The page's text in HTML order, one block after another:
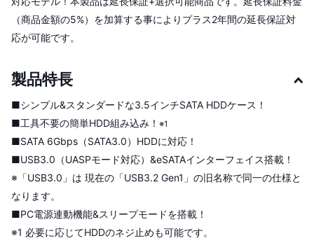
（商品金額の5%）を加算する事によりプラス2年間の延長保証対
応が可能です。
製品特長
■シンプル&スタンダードな3.5インチSATA HDDケース！
■工具不要の簡単HDD組み込み！ ※1
■SATA 6Gbps（SATA3.0）HDDに対応！
■USB3.0（UASPモード対応）&eSATAインターフェイス搭載！
※「USB3.0」は 現在の「USB3.2 Gen1」の旧名称で同一の仕様と
なります。
■PC電源連動機能&スリープモードを搭載！
※1 必要に応じてHDDのネジ止めも可能です。